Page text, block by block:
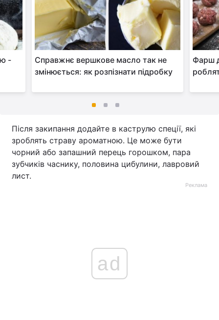
-
Справжнє вершкове масло так не
змінюється: як розпізнати підробку
Фарш
Після закипання додайте в каструлю спеції, які
зроблять страву ароматною. Це може бути
чорний або запашний перець горошком, пара
зубчиків часнику, половина цибулини, лавровий
лист.
Реклама
ad